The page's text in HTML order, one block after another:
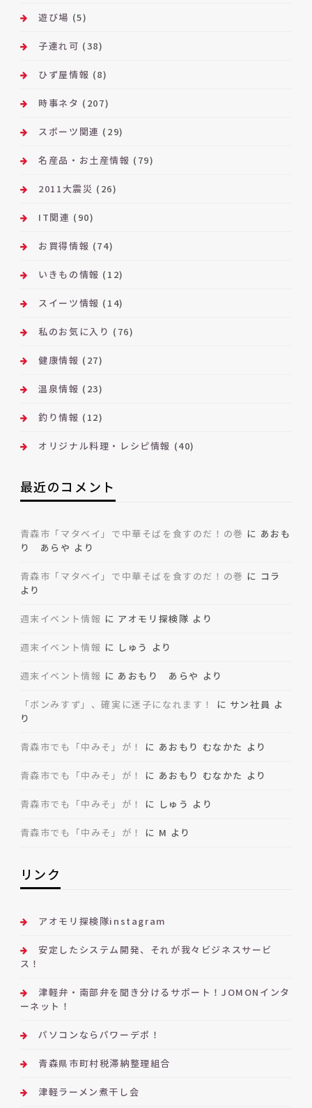
遊び場 (5)
子連れ可 (38)
ひず屋情報 (8)
時事ネタ (207)
スポーツ関連 (29)
名産品・お土産情報 (79)
2011大震災 (26)
IT関連 (90)
お買得情報 (74)
いきもの情報 (12)
スイーツ情報 (14)
私のお気に入り (76)
健康情報 (27)
温泉情報 (23)
釣り情報 (12)
オリジナル料理・レシピ情報 (40)
最近のコメント
青森市「マタベイ」で中華そばを食すのだ！の巻 に あおも
り あらや より
青森市「マタベイ」で中華そばを食すのだ！の巻 に コラ
より
週末イベント情報 に アオモリ探検隊 より
週末イベント情報 に しゅう より
週末イベント情報 に あおもり あらや より
「ボンみすず」、確実に迷子になれます！ に サン社員 よ
り
青森市でも「中みそ」が！ に あおもり むなかた より
青森市でも「中みそ」が！ に あおもり むなかた より
青森市でも「中みそ」が！ に しゅう より
青森市でも「中みそ」が！ に M より
リンク
アオモリ探検隊instagram
安定したシステム開発、それが我々ビジネスサービ
ス！
津軽弁・南部弁を聞き分けるサポート！JOMONインタ
ーネット！
パソコンならパワーデポ！
青森県市町村税滞納整理組合
津軽ラーメン煮干し会